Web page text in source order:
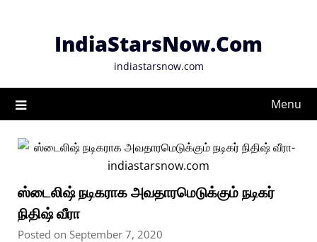
IndiaStarsNow.Com
indiastarsnow.com
Menu
ஸ்டைலிஷ் நடிகராக அவதாரமெடுக்கும் நடிகர்
நிதிஷ் வீரா
Posted on September 7, 2020